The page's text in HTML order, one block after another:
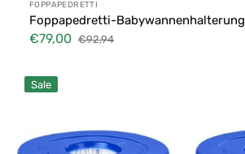
Anbieter:
FOPPAPEDRETTI
Foppapedretti-Babywannenhalterung
Verkaufspreis
€79,00
Normaler
€92,94
Patronenfilter
TypSale